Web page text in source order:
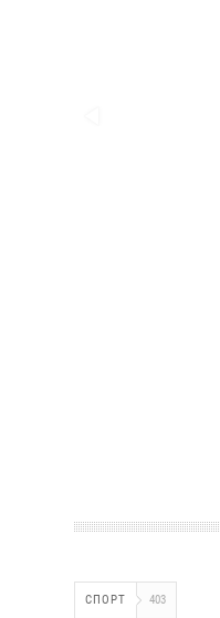
СПОРТ 403